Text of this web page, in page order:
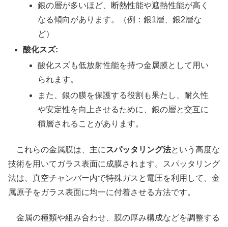
銀の層が多いほど、断熱性能や遮熱性能が高く
なる傾向があります。（例：銀1層、銀2層な
ど）
酸化スズ:
酸化スズも低放射性能を持つ金属膜として用い
られます。
また、銀の膜を保護する役割も果たし、耐久性
や安定性を向上させるために、銀の層と交互に
積層されることがあります。
これらの金属膜は、主に スパッタリング法という高度な
技術を用いてガラス表面に成膜されます。スパッタリング
法は、真空チャンバー内で特殊ガスと電圧を利用して、金
属原子をガラス表面に均一に付着させる方法です。
金属の種類や組み合わせ、膜の厚み構成などを調整する